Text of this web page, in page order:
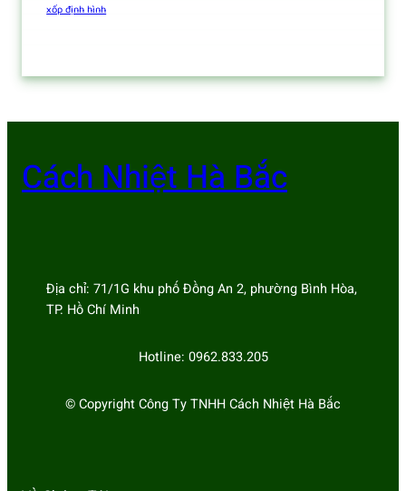
xốp định hình
Cách Nhiệt Hà Bắc
Địa chỉ: 71/1G khu phố Đồng An 2, phường Bình Hòa,
TP. Hồ Chí Minh
Hotline: 0962.833.205
© Copyright Công Ty TNHH Cách Nhiệt Hà Bắc